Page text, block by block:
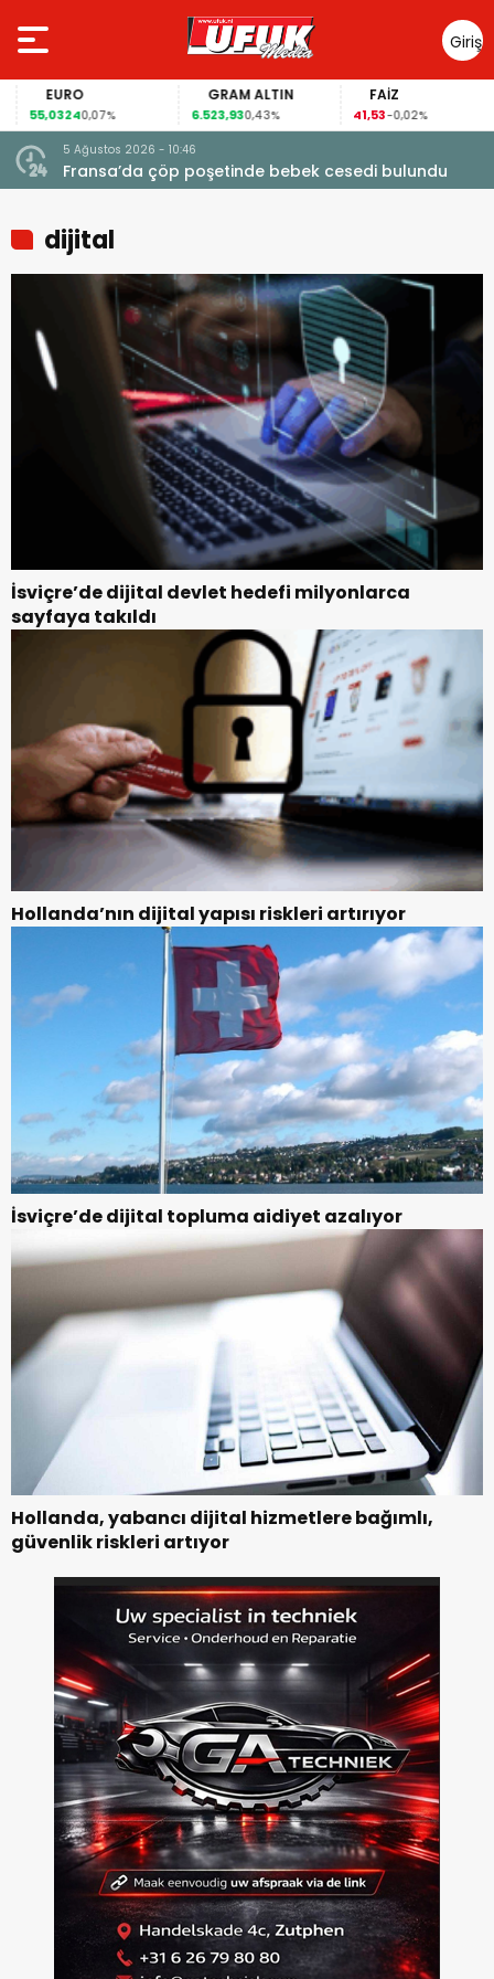
Giriş
Yap
EURO
55,03240,07%
GRAM ALTIN
6.523,930,43%
FAİZ
41,53-0,02%
5 Ağustos 2026 - 10:46
Fransa’da çöp poşetinde bebek cesedi bulundu
dijital
İsviçre’de dijital devlet hedefi milyonlarca
sayfaya takıldı
Hollanda’nın dijital yapısı riskleri artırıyor
İsviçre’de dijital topluma aidiyet azalıyor
Hollanda, yabancı dijital hizmetlere bağımlı,
güvenlik riskleri artıyor